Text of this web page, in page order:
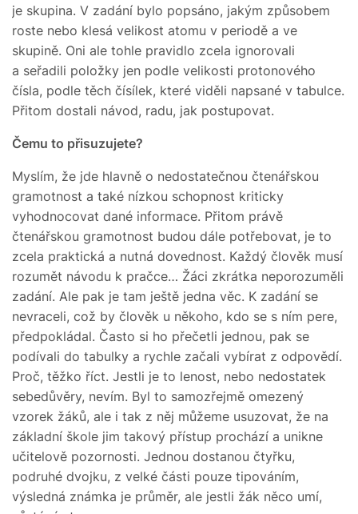
je skupina. V zadání bylo popsáno, jakým způsobem
roste nebo klesá velikost atomu v periodě a ve
skupině. Oni ale tohle pravidlo zcela ignorovali
a seřadili položky jen podle velikosti protonového
čísla, podle těch čísílek, které viděli napsané v tabulce.
Přitom dostali návod, radu, jak postupovat.
Čemu to přisuzujete?
Myslím, že jde hlavně o nedostatečnou čtenářskou
gramotnost a také nízkou schopnost kriticky
vyhodnocovat dané informace. Přitom právě
čtenářskou gramotnost budou dále potřebovat, je to
zcela praktická a nutná dovednost. Každý člověk musí
rozumět návodu k pračce… Žáci zkrátka neporozuměli
zadání. Ale pak je tam ještě jedna věc. K zadání se
nevraceli, což by člověk u někoho, kdo se s ním pere,
předpokládal. Často si ho přečetli jednou, pak se
podívali do tabulky a rychle začali vybírat z odpovědí.
Proč, těžko říct. Jestli je to lenost, nebo nedostatek
sebedůvěry, nevím. Byl to samozřejmě omezený
vzorek žáků, ale i tak z něj můžeme usuzovat, že na
základní škole jim takový přístup prochází a unikne
učitelově pozornosti. Jednou dostanou čtyřku,
podruhé dvojku, z velké části pouze tipováním,
výsledná známka je průměr, ale jestli žák něco umí,